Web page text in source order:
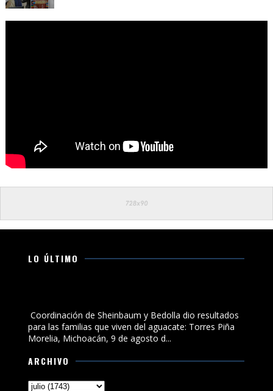
LO ÚLTIMO
Coordinación de Sheinbaum y Bedolla dio resultados
para las familias que viven del aguacate: Torres Piña
Morelia, Michoacán, 9 de agosto d...
ARCHIVO